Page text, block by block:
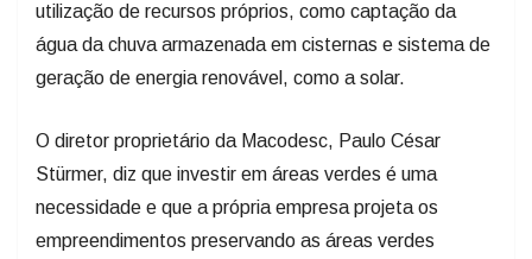
utilização de recursos próprios, como captação da
água da chuva armazenada em cisternas e sistema de
geração de energia renovável, como a solar.
O diretor proprietário da Macodesc, Paulo César
Stürmer, diz que investir em áreas verdes é uma
necessidade e que a própria empresa projeta os
empreendimentos preservando as áreas verdes